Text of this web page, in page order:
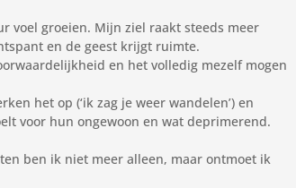
voel groeien. Mijn ziel raakt steeds meer
en de geest krijgt ruimte.
en het volledig mezelf mogen
het op (‘ik zag je weer wandelen’) en
voor hun ongewoon en wat deprimerend.
ben ik niet meer alleen, maar ontmoet ik